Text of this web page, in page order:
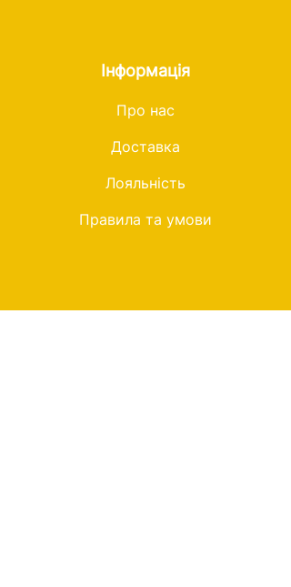
Інформація
Про нас
Доставка
Лояльність
Правила та умови